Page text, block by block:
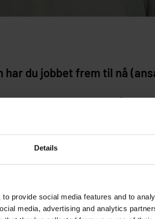
Details
provide social media features and to
media, advertising and analytics
har du jobbet frem til nå
fast ansatt i flere år,
startups og senere som
Etter en kort periode
og Witted.
vurderte du, og